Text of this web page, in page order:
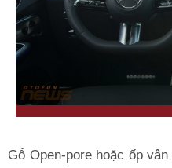
Gỗ Open-pore hoặc ốp